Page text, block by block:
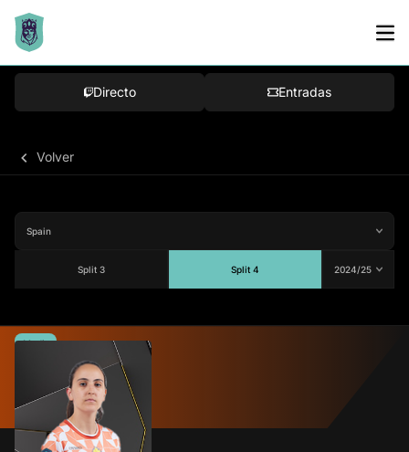
Directo Entradas
Volver
Split 3 Split 4
Media